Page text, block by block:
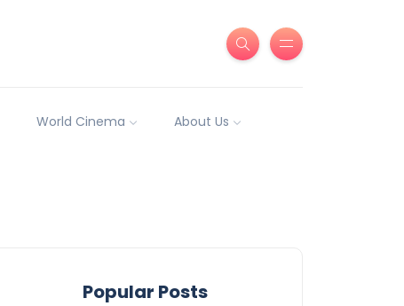
World Cinema About Us
Popular Posts